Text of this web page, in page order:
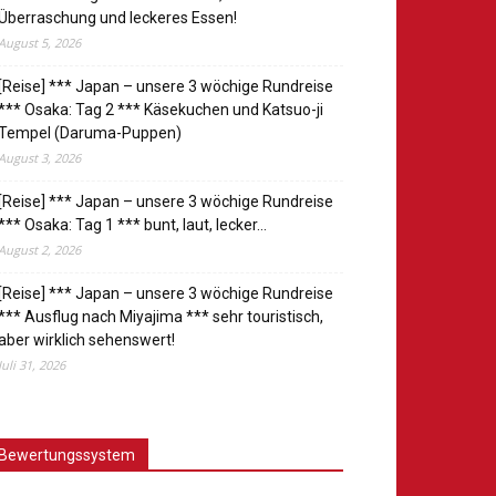
und leckeres Essen!
5, 2026
*** Japan – unsere 3 wöchige Rundreise
Osaka: Tag 2 *** Käsekuchen und Katsuo-ji
(Daruma-Puppen)
3, 2026
*** Japan – unsere 3 wöchige Rundreise
Osaka: Tag 1 *** bunt, laut, lecker…
2, 2026
*** Japan – unsere 3 wöchige Rundreise
Ausflug nach Miyajima *** sehr touristisch,
wirklich sehenswert!
31, 2026